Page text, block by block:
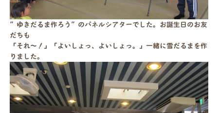
”ゆきだるま作ろう”のパネルシアターでした。お誕生日のお友
だちも
「それ～！」「よいしょっ、よいしょっ。」一緒に雪だるまを作
りました。